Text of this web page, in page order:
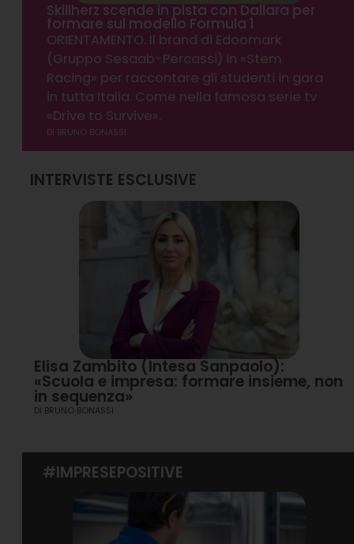
Skillherz scende in pista con Dallara per
formare sul modello Formula 1
ORIENTAMENTO. Il brand di Edoomark
(Gruppo Sesaab-Percassi) in «Stem
Racing» per raccontare gli studenti in gara
in tutta Italia. Come nella famosa serie tv
«Drive to Survive».
DI BRUNO BONASSI
INTERVISTE ESCLUSIVE
Elisa Zambito (Intesa Sanpaolo):
«Scuola e impresa: formare insieme, non
in sequenza»
DI BRUNO BONASSI
#IMPRESEPOSITIVE